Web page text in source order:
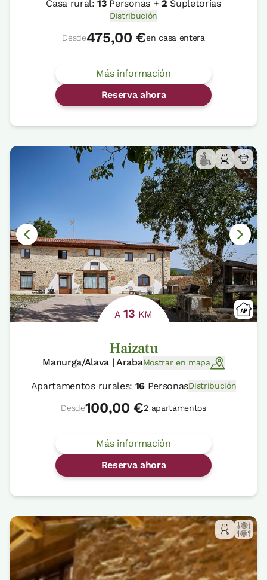
Casa rural:13Personas + 2 Supletorias
Distribución
Desde475,00 €en casa entera
Más información
Reserva ahora
A13 KM
Haizatu
Manurga/Alava | ArabaMostrar en mapa
Apartamentos rurales: 16 PersonasDistribución
Desde100,00 €2 apartamentos
Más información
Reserva ahora